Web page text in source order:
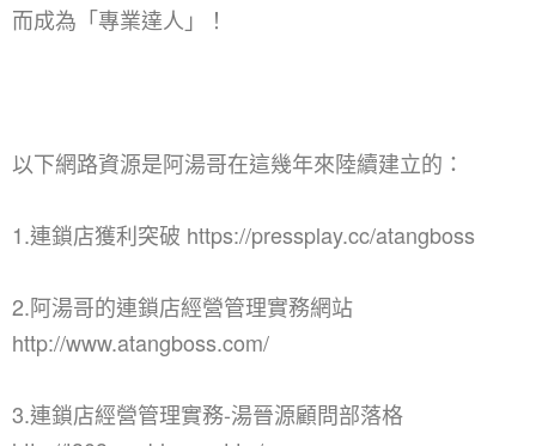
而成為「專業達人」！
以下網路資源是阿湯哥在這幾年來陸續建立的：
1.連鎖店獲利突破 https://pressplay.cc/atangboss
2.阿湯哥的連鎖店經營管理實務網站
http://www.atangboss.com/
3.連鎖店經營管理實務-湯晉源顧問部落格